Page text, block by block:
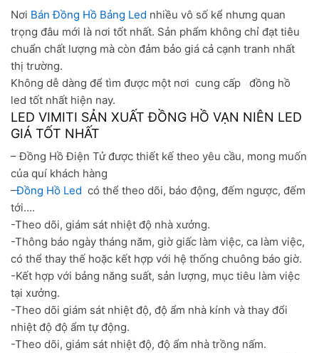
Nơi Bán Đồng Hồ Bảng Led nhiều vô số kể nhưng quan
trọng đâu mới là nơi tốt nhất. Sản phẩm không chỉ đạt tiêu
chuẩn chất lượng mà còn đảm bảo giá cả cạnh tranh nhất
thị trường.
Không dễ dàng để tìm được một nơi cung cấp đồng hồ
led tốt nhất hiện nay.
LED VIMITI SẢN XUẤT ĐỒNG HỒ VẠN NIÊN LED
GIÁ TỐT NHẤT
– Đồng Hồ Điện Tử được thiết kế theo yêu cầu, mong muốn
của quí khách hàng
–Đồng Hồ Led có thể theo dõi, báo động, đếm ngược, đếm
tới….
-Theo dõi, giám sát nhiệt độ nhà xưởng.
-Thông báo ngày tháng năm, giờ giấc làm việc, ca làm việc,
có thể thay thế hoặc kết hợp với hệ thống chuông báo giờ.
-Kết hợp với bảng năng suất, sản lượng, mục tiêu làm việc
tại xưởng.
-Theo dõi giám sát nhiệt độ, độ ẩm nhà kính và thay đổi
nhiệt độ độ ẩm tự động.
-Theo dõi, giám sát nhiệt độ, độ ẩm nhà trồng nấm.